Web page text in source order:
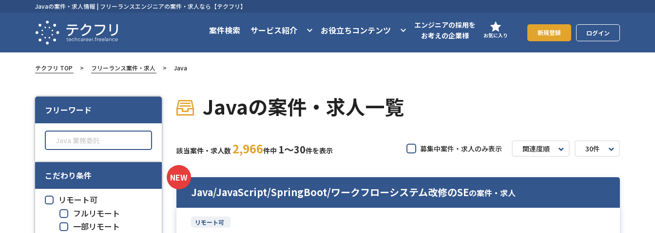
Javaの案件・求人情報 | フリーランスエンジニアの案件・求人なら【テクフリ】
案件検索 サービス紹介 お役立ちコンテンツ
エンジニアの採用を
お考えの企業様
お気に入り 新規登録 ログイン
テクフリ TOP フリーランス案件・求人 Java
フリーワード
こだわり条件
リモート可
フルリモート
一部リモート
Javaの案件・求人一覧
該当案件・求人数 2,966件中 1〜30件を表示 募集中案件・求人のみ表示 関連度順 30件
NEW
Java/JavaScript/SpringBoot/ワークフローシステム改修のSEの案件・求人
リモート可